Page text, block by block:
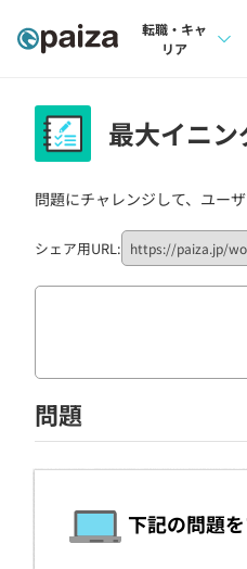
転職・キャ
リア
転職成功ガイド
転職エージェン
最大イニ
問題にチャレンジして、ユー
シェア用URL:
問題
下記の問題